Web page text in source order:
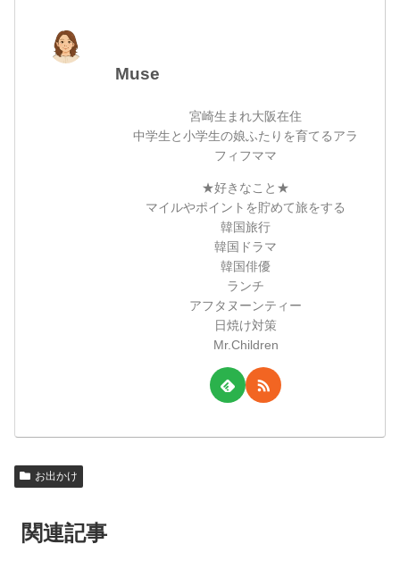
Muse
宮崎生まれ大阪在住
中学生と小学生の娘ふたりを育てるアラ
フィフママ
★好きなこと★
マイルやポイントを貯めて旅をする
韓国旅行
韓国ドラマ
韓国俳優
ランチ
アフタヌーンティー
日焼け対策
Mr.Children
お出かけ
関連記事